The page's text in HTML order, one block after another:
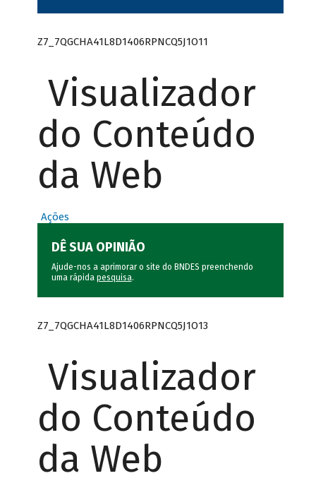
Z7_7QGCHA41L8D1406RPNCQ5J1O11
Visualizador
do Conteúdo
da Web
Ações
DÊ SUA OPINIÃO
Ajude-nos a aprimorar o site do BNDES preenchendo
uma rápida pesquisa.
Z7_7QGCHA41L8D1406RPNCQ5J1O13
Visualizador
do Conteúdo
da Web